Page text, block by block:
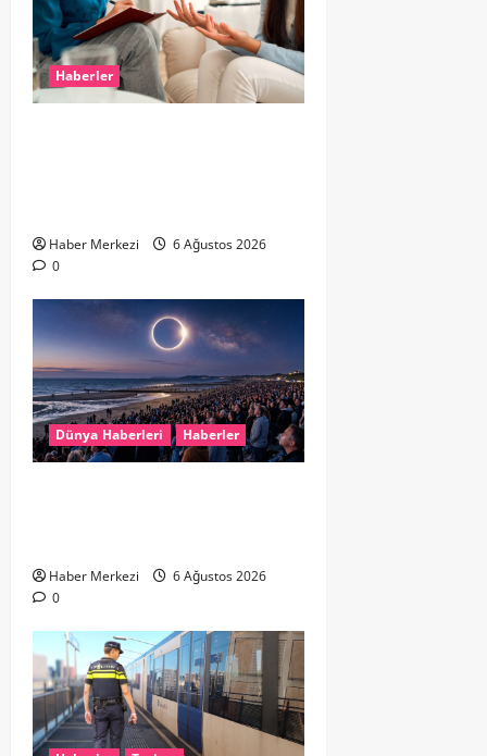
Haberler
Haber Merkezi
6 Ağustos 2026
0
Dünya Haberleri Haberler
Haber Merkezi
6 Ağustos 2026
0